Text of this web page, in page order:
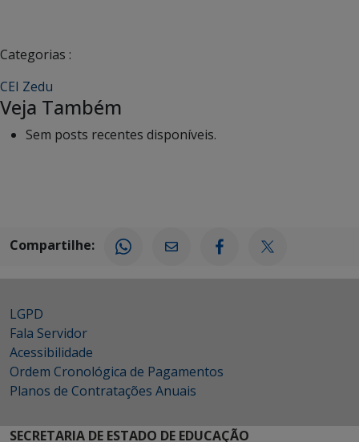
Categorias :
CEI Zedu
Veja Também
Sem posts recentes disponíveis.
Compartilhe:
LGPD
Fala Servidor
Acessibilidade
Ordem Cronológica de Pagamentos
Planos de Contratações Anuais
SECRETARIA DE ESTADO DE EDUCAÇÃO